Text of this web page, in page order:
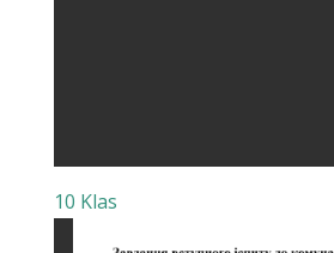
10 Klas